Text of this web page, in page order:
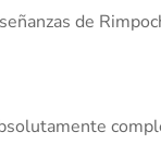
de